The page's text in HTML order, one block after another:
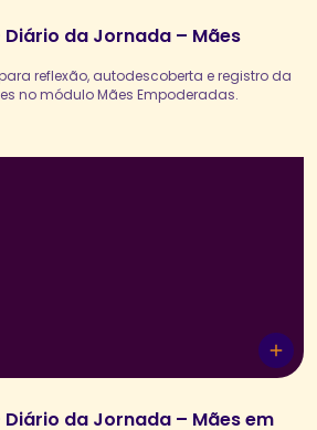
Diário da Jornada – Mães
reflexão, autodescoberta e registro da
no módulo Mães Empoderadas.
Diário da Jornada – Mães em